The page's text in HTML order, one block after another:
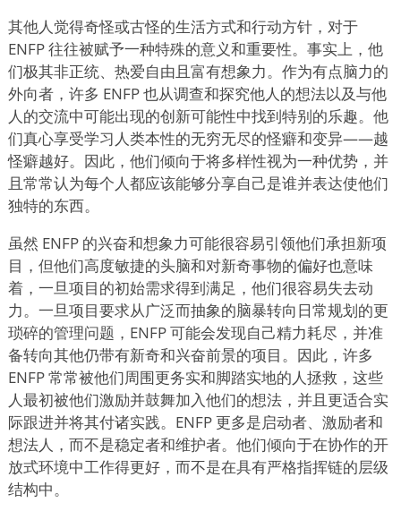
其他人觉得奇怪或古怪的生活方式和行动方针，对于
ENFP 往往被赋予一种特殊的意义和重要性。事实上，他
们极其非正统、热爱自由且富有想象力。作为有点脑力的
外向者，许多 ENFP 也从调查和探究他人的想法以及与他
人的交流中可能出现的创新可能性中找到特别的乐趣。他
们真心享受学习人类本性的无穷无尽的怪癖和变异——越
怪癖越好。因此，他们倾向于将多样性视为一种优势，并
且常常认为每个人都应该能够分享自己是谁并表达使他们
独特的东西。
虽然 ENFP 的兴奋和想象力可能很容易引领他们承担新项
目，但他们高度敏捷的头脑和对新奇事物的偏好也意味
着，一旦项目的初始需求得到满足，他们很容易失去动
力。一旦项目要求从广泛而抽象的脑暴转向日常规划的更
琐碎的管理问题，ENFP 可能会发现自己精力耗尽，并准
备转向其他仍带有新奇和兴奋前景的项目。因此，许多
ENFP 常常被他们周围更务实和脚踏实地的人拯救，这些
人最初被他们激励并鼓舞加入他们的想法，并且更适合实
际跟进并将其付诸实践。ENFP 更多是启动者、激励者和
想法人，而不是稳定者和维护者。他们倾向于在协作的开
放式环境中工作得更好，而不是在具有严格指挥链的层级
结构中。